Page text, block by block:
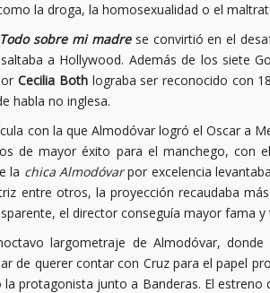
la droga, la homosexualidad o el
Todo sobre mi madrese convirtió en el
a Hollywood. Además de los siete
Cecilia Bothlograba ser reconocido con
habla no inglesa.
con la que Almodóvar logró el Oscar a
de mayor éxito para el manchego, con
la chica Almodóvarpor excelencia
entre otros, la proyección recaudaba
el director conseguía mayor fama
largometraje de Almodóvar, donde
de querer contar con Cruz para el papel
la protagonista junto a Banderas. El estreno